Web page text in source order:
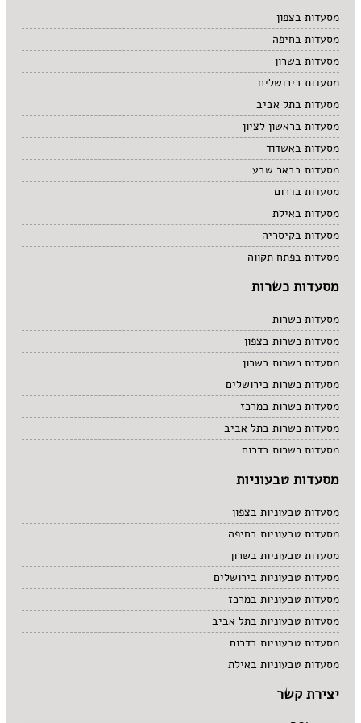
מרקים
מתוקים
סיני
סנדוויץ' בר
פאב
מסעדות בצפון
מסעדות בחיפה
מסעדות בשרון
מסעדות בירושלים
מסעדות בתל אביב
מסעדות בראשון לציון
מסעדות באשדוד
מסעדות בבאר שבע
מסעדות בדרום
מסעדות באילת
מסעדות בקיסריה
מסעדות בפתח תקווה
מסעדות כשרות
מסעדות כשרות
מסעדות כשרות בצפון
מסעדות כשרות בשרון
מסעדות כשרות בירושלים
מסעדות כשרות במרכז
מסעדות כשרות בתל אביב
מסעדות כשרות בדרום
מסעדות טבעוניות
מסעדות טבעוניות בצפון
מסעדות טבעוניות בחיפה
מסעדות טבעוניות בשרון
מסעדות טבעוניות בירושלים
מסעדות טבעוניות במרכז
מסעדות טבעוניות בתל אביב
מסעדות טבעוניות בדרום
מסעדות טבעוניות באילת
יצירת קשר